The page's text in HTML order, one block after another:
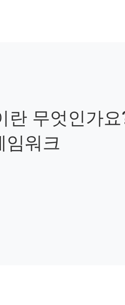
란 무엇인가요
임워크